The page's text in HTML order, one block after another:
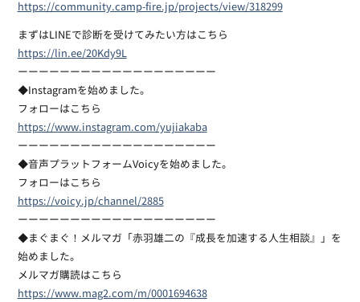
https://community.camp-fire.jp/projects/view/318299
まずはLINEで診断を受けてみたい方はこちら
https://lin.ee/20Kdy9L
ーーーーーーーーーーーーーーーーーーー
◆Instagramを始めました。
フォローはこちら
https://www.instagram.com/yujiakaba
ーーーーーーーーーーーーーーーーーーー
◆音声プラットフォームVoicyを始めました。
フォローはこちら
https://voicy.jp/channel/2885
ーーーーーーーーーーーーーーーーーーー
◆まぐまぐ！メルマガ「赤羽雄二の『成長を加速する人生相談』」を
始めました。
メルマガ購読はこちら
https://www.mag2.com/m/0001694638